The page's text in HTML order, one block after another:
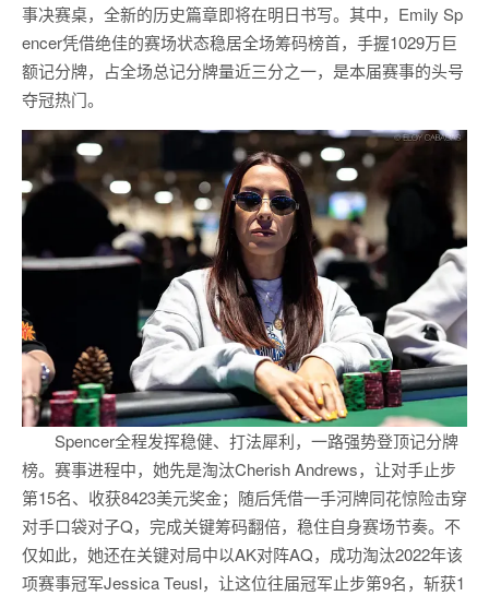
事决赛桌，全新的历史篇章即将在明日书写。其中，Emily Sp
encer凭借绝佳的赛场状态稳居全场筹码榜首，手握1029万巨
额记分牌，占全场总记分牌量近三分之一，是本届赛事的头号
夺冠热门。
Spencer全程发挥稳健、打法犀利，一路强势登顶记分牌
榜。赛事进程中，她先是淘汰Cherish Andrews，让对手止步
第15名、收获8423美元奖金；随后凭借一手河牌同花惊险击穿
对手口袋对子Q，完成关键筹码翻倍，稳住自身赛场节奏。不
仅如此，她还在关键对局中以AK对阵AQ，成功淘汰2022年该
项赛事冠军Jessica Teusl，让这位往届冠军止步第9名，斩获1